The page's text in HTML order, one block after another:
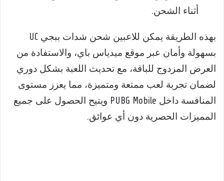
أثناء الشحن.
بهذه الطريقة يمكن للاعبين شحن شدات ببجي UC
بسهولة وأمان عبر موقع ميدياس باي، والاستفادة من
العرض المزدوج للباقة، مع تحديث اللعبة بشكل دوري
لضمان تجربة لعب ممتعة ومتميزة، مما يعزز مستوى
المنافسة داخل PUBG Mobile ويتيح الحصول على جميع
المميزات الحصرية دون أي عوائق.